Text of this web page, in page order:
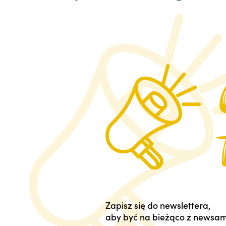
Zapisz się do newslettera,
aby być na bieżąco z